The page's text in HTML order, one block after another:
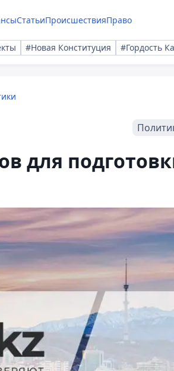
СтатьиПроисшествияПраво
#Новая Конституция #Гордость
для